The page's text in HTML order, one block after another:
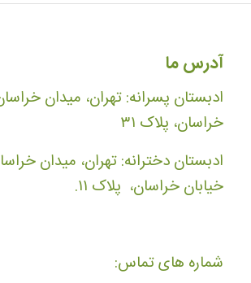
آدرس ما
ادبستان پسرانه: تهران، میدان
خراسان، پلاک ۳۱
ادبستان دخترانه: تهران، میدان
خیابان خراسان، پلاک ۱۱.
شماره های تماس: